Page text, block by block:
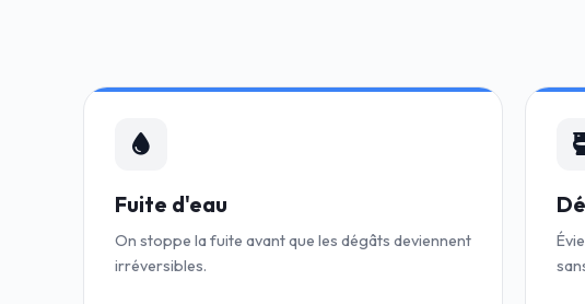
Fuite d'eau
On stoppe la fuite avant que les dégâts deviennent
irréversibles.